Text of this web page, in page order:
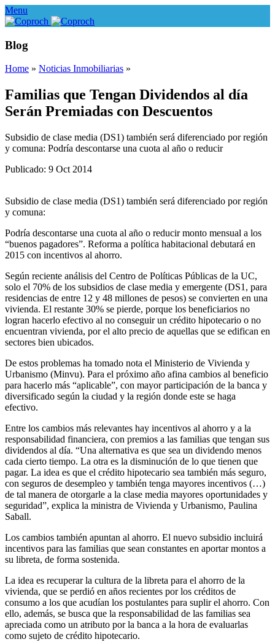
Menu
Blog
Home » Noticias Inmobiliarias »
Familias que Tengan Dividendos al día
Serán Premiadas con Descuentos
Subsidio de clase media (DS1) también será diferenciado por región
y comuna: Podría descontarse una cuota al año o reducir
Publicado: 9 Oct 2014
Subsidio de clase media (DS1) también será diferenciado por región
y comuna:
Podría descontarse una cuota al año o reducir monto mensual a los
“buenos pagadores”. Reforma a política habitacional debutará en
2015 con incentivos al ahorro.
Según reciente análisis del Centro de Políticas Públicas de la UC,
solo el 70% de los subsidios de clase media y emergente (DS1, para
residencias de entre 12 y 48 millones de pesos) se convierten en una
vivienda. El restante 30% se pierde, porque los beneficiarios no
logran hacerlo efectivo al no conseguir un crédito hipotecario o no
encuentran vivienda, por el alto precio de aquellas que se edifican en
sectores bien ubicados.
De estos problemas ha tomado nota el Ministerio de Vivienda y
Urbanismo (Minvu). Para el próximo año afina cambios al beneficio
para hacerlo más “aplicable”, con mayor participación de la banca y
diversificado según la ciudad y la región donde este se haga
efectivo.
Entre los cambios más relevantes hay incentivos al ahorro y a la
responsabilidad financiera, con premios a las familias que tengan sus
dividendos al día. “Una alternativa es que sea un dividendo menos
cada cierto tiempo. La otra es la disminución de lo que tienen que
pagar. La idea es que el crédito hipotecario sea también más seguro,
con seguros de desempleo y también tenga mayores incentivos (…)
de tal manera de otorgarle a la clase media mayores oportunidades y
seguridad”, explica la ministra de Vivienda y Urbanismo, Paulina
Saball.
Los cambios también apuntan al ahorro. El nuevo subsidio incluirá
incentivos para las familias que sean constantes en aportar montos a
su libreta, de forma sostenida.
La idea es recuperar la cultura de la libreta para el ahorro de la
vivienda, que se perdió en años recientes por los créditos de
consumo a los que acudían los postulantes para suplir el ahorro. Con
ello, además, se busca que la responsabilidad de las familias sea
apreciada como un atributo por la banca a la hora de evaluarlas
como sujeto de crédito hipotecario.